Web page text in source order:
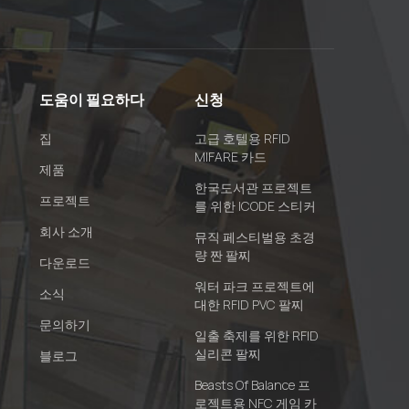
도움이 필요하다
집
제품
프로젝트
회사 소개
다운로드
소식
문의하기
블로그
신청
고급 호텔용 RFID
MIFARE 카드
한국도서관 프로젝트
를 위한 ICODE 스티커
뮤직 페스티벌용 초경
량 짠 팔찌
워터 파크 프로젝트에
대한 RFID PVC 팔찌
일출 축제를 위한 RFID
실리콘 팔찌
Beasts Of Balance 프
로젝트용 NFC 게임 카